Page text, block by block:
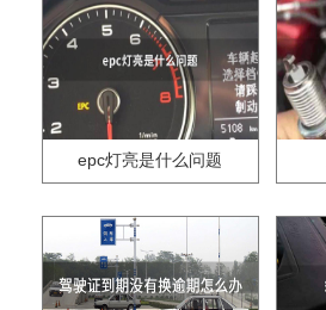
epc灯亮是什么问题